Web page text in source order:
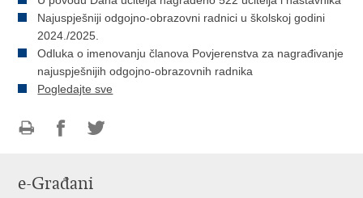
Najuspješniji odgojno-obrazovni radnici u školskoj godini
2024./2025.
Odluka o imenovanju članova Povjerenstva za nagrađivanje
najuspješnijih odgojno-obrazovnih radnika
Pogledajte sve
FacebookuTwitteru
e-Građani